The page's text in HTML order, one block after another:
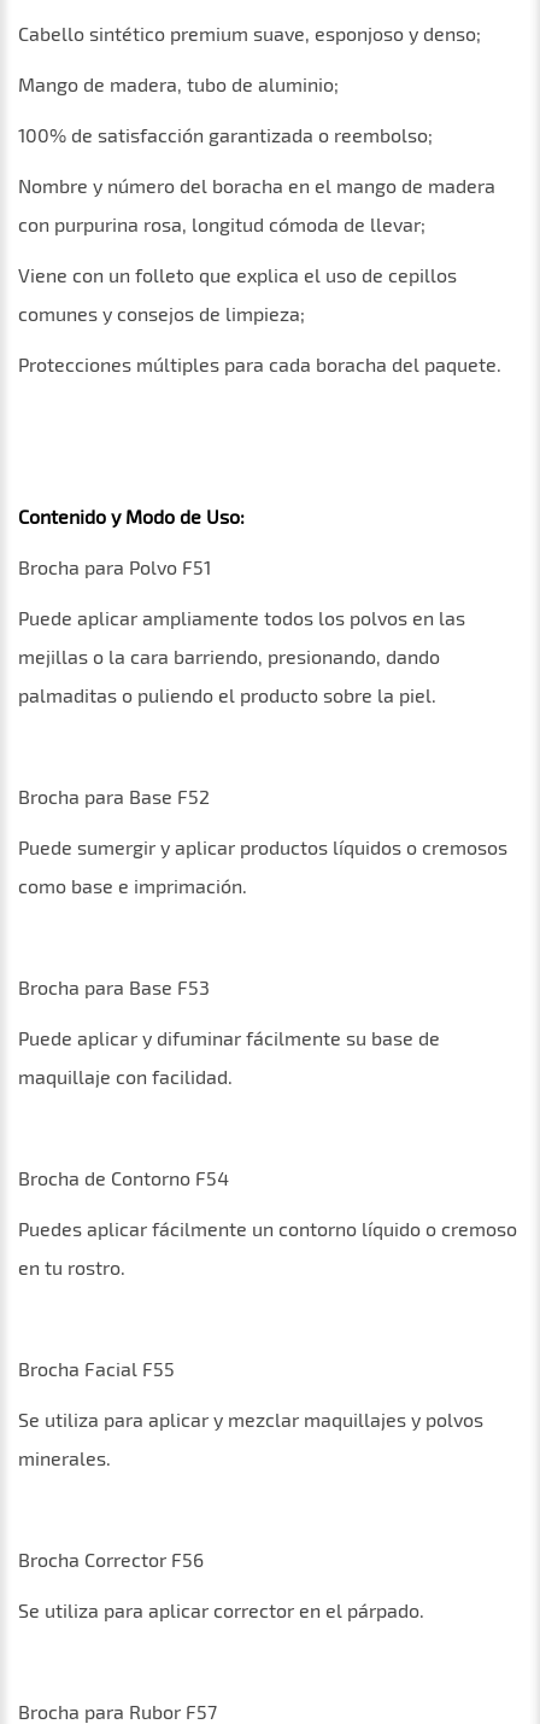
Cabello sintético premium suave, esponjoso y denso;
Mango de madera, tubo de aluminio;
100% de satisfacción garantizada o reembolso;
Nombre y número del boracha en el mango de madera
con purpurina rosa, longitud cómoda de llevar;
Viene con un folleto que explica el uso de cepillos
comunes y consejos de limpieza;
Protecciones múltiples para cada boracha del paquete.
Contenido y Modo de Uso:
Brocha para Polvo F51
Puede aplicar ampliamente todos los polvos en las
mejillas o la cara barriendo, presionando, dando
palmaditas o puliendo el producto sobre la piel.
Brocha para Base F52
Puede sumergir y aplicar productos líquidos o cremosos
como base e imprimación.
Brocha para Base F53
Puede aplicar y difuminar fácilmente su base de
maquillaje con facilidad.
Brocha de Contorno F54
Puedes aplicar fácilmente un contorno líquido o cremoso
en tu rostro.
Brocha Facial F55
Se utiliza para aplicar y mezclar maquillajes y polvos
minerales.
Brocha Corrector F56
Se utiliza para aplicar corrector en el párpado.
Brocha para Rubor F57